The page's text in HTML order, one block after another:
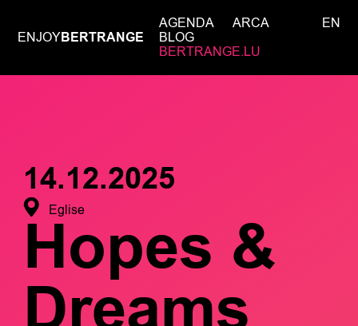
ENJOYBERTRANGE
AGENDA
ARCA
BLOG
BERTRANGE.LU
EN
14.12.2025
Eglise
Hopes &